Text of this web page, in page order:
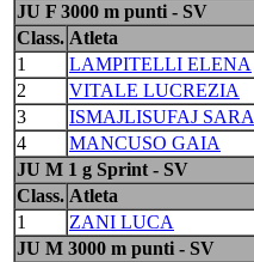
JU F 3000 m punti - SV
Class. Atleta
1
LAMPITELLI ELENA
2
VITALE LUCREZIA
3
ISMAJLISUFAJ SARA
4
MANCUSO GAIA
JU M 1 g Sprint - SV
Class. Atleta
1
ZANI LUCA
JU M 3000 m punti - SV